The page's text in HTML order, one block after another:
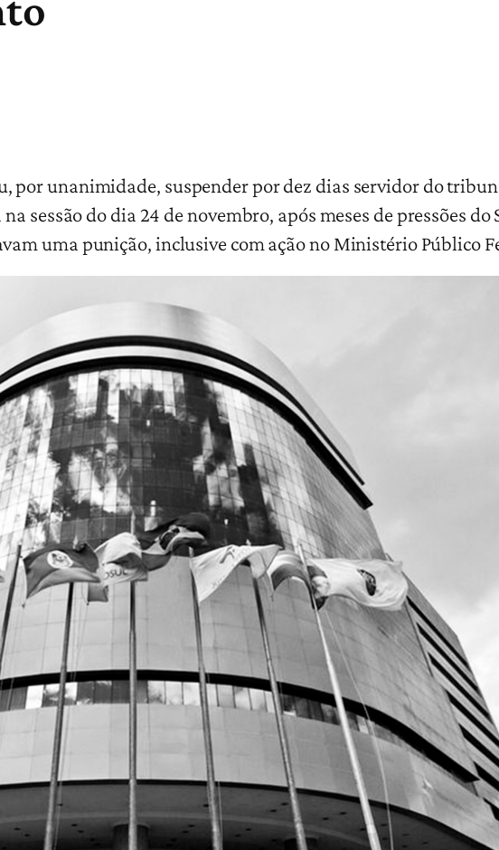
por unanimidade, suspender por dez dias servidor do
sessão do dia 24 de novembro, após meses de pressões do
uma punição, inclusive com ação no Ministério Público